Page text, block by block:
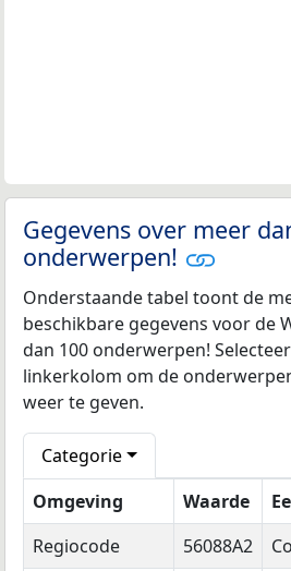
Gegevens over meer
onderwerpen!
Onderstaande tabel toont de
beschikbare gegevens voor de
dan 100 onderwerpen!
linkerkolom om de
weer te geven.
Categorie
Omgeving
Waarde
Regiocode
56088A2